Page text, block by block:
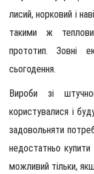
лисий, норковий і
такими ж
прототип. Зовні
сьогодення.
Вироби зі
користувалися і
задовольняти
недостатньо
можливий тільки,